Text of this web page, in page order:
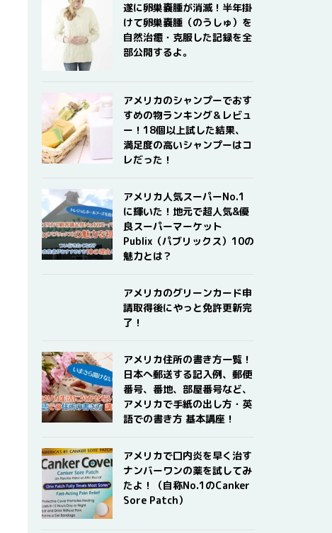
遂に卵巣嚢腫が消滅！半年掛
けて卵巣嚢腫（のうしゅ）を
自然治癒・克服した記録を全
部公開するよ。
アメリカのシャンプーでおす
すめの物ランキング＆レビュ
ー！18個以上試した結果、
満足度の高いシャンプーはコ
レだった！
アメリカ人気スーパーNo.1
に輝いた！地元で超人気&優
良スーパーマーケット
Publix（パブリックス）10の
魅力とは？
アメリカのグリーンカード申
請取得後にやっと免許更新完
了！
アメリカ住所の書き方一覧！
日本へ郵送する記入例、郵便
番号、番地、部屋番号など、
アメリカで手紙の出し方・英
語での書き方 基本講座！
アメリカで口内炎を早く治す
ナンバーワンの薬を試してみ
たよ！（自称No.1のCanker
Sore Patch）